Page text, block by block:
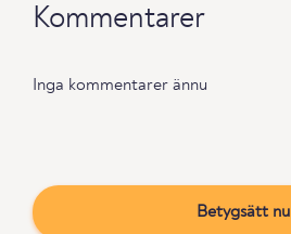
Kommentarer
Inga kommentarer ännu
Betygsätt nu